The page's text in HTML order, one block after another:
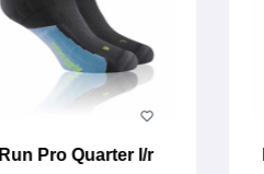
Run Pro Quarter l/r